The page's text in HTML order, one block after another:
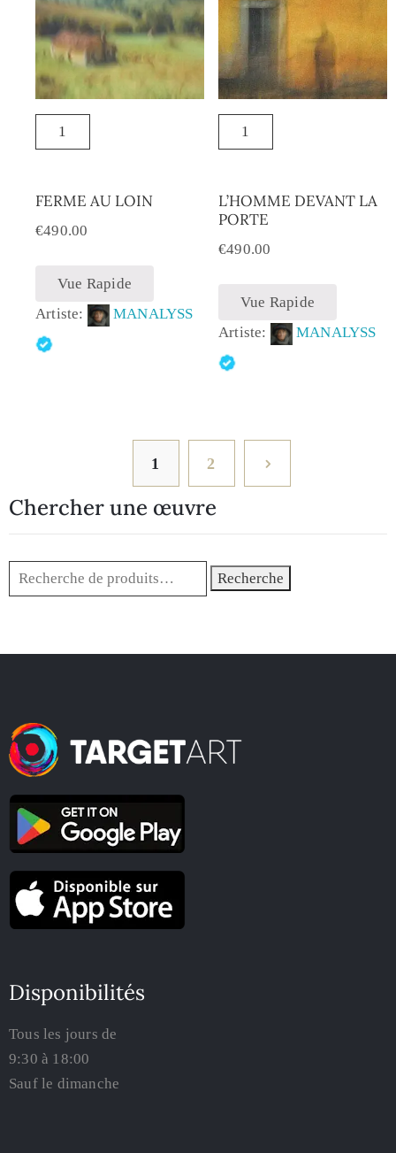
FERME AU LOIN
€490.00
Vue Rapide
Artiste:
MANALYSS
L’HOMME DEVANT LA
PORTE
€490.00
Vue Rapide
Artiste:
MANALYSS
1 2
Chercher une œuvre
Recherche
Disponibilités
Tous les jours de
9:30 à 18:00
Sauf le dimanche